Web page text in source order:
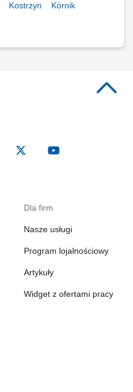
Kostrzyn Kórnik
Dla firm
Nasze usługi
Program lojalnościowy
Artykuły
Widget z ofertami pracy